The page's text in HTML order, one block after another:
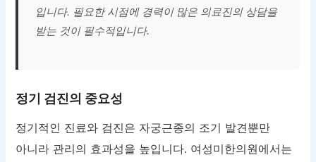
입니다. 필요한 시점에 경력이 많은 의료진의 상담을
받는 것이 필수적입니다.
정기 검진의 중요성
정기적인 진료와 검진은 자궁근종의 조기 발견뿐만
아니라 관리의 효과성을 높입니다. 여성미한의원에서는